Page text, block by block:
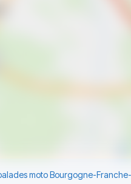
moto Bourgogne-